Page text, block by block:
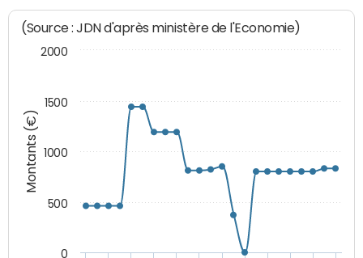
Montants (€)
(Source : JDN d'après ministère de l'Economie)
0
500
1000
1500
2000